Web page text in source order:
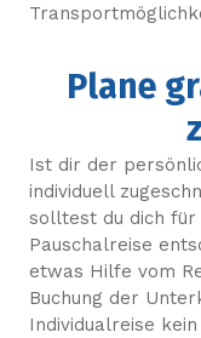
Plane
Ist dir der
individuell
solltest du dich für
Pauschalreise
etwas Hilfe vom
Buchung der
Individualreise